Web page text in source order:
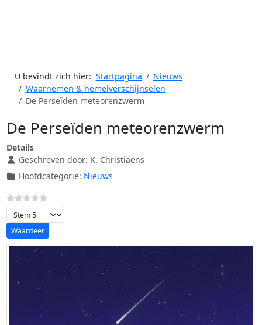
U bevindt zich hier: Startpagina
Nieuws
Waarnemen & hemelverschijnselen
De Perseïden meteorenzwerm
De Perseïden meteorenzwerm
Details
Geschreven door: K. Christiaens
Hoofdcategorie: Nieuws
Voeg waardering toe